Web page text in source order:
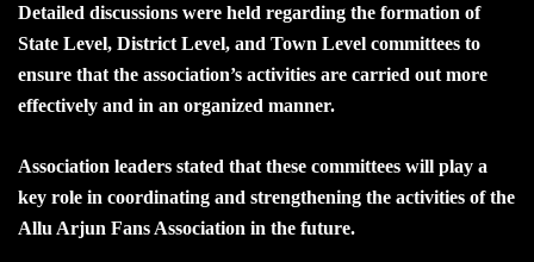
Detailed discussions were held regarding the formation of
State Level, District Level, and Town Level committees to
ensure that the association’s activities are carried out more
effectively and in an organized manner.
Association leaders stated that these committees will play a
key role in coordinating and strengthening the activities of the
Allu Arjun Fans Association in the future.